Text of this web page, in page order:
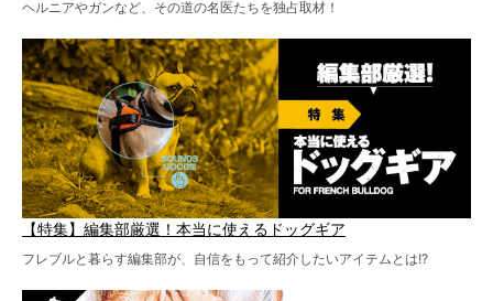
ヘルニアやガンなど、その道の名医たちを独占取材！
【特集】編集部厳選！本当に使えるドッグギア
フレブルと暮らす編集部が、自信をもって紹介したいアイテムとは!?